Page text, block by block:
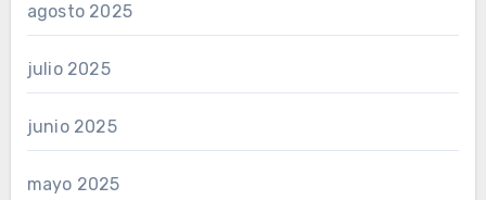
agosto 2025
julio 2025
junio 2025
mayo 2025